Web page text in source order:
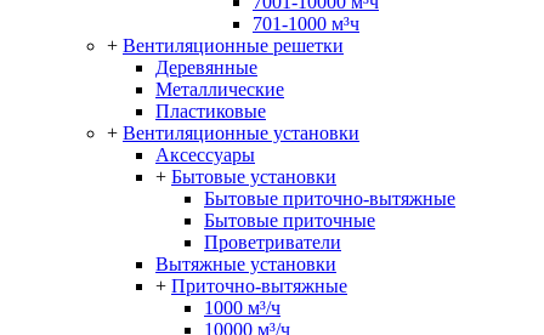
701-1000 м³ч
+ Вентиляционные решетки
Деревянные
Металлические
Пластиковые
+ Вентиляционные установки
Аксессуары
+ Бытовые установки
Бытовые приточно-вытяжные
Бытовые приточные
Проветриватели
Вытяжные установки
+ Приточно-вытяжные
1000 м³/ч
10000 м³/ч